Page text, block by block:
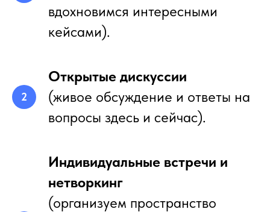
вдохновимся интересными
кейсами).
Открытые дискуссии
(живое обсуждение и ответы на
вопросы здесь и сейчас).
Индивидуальные встречи и
нетворкинг
(организуем пространство